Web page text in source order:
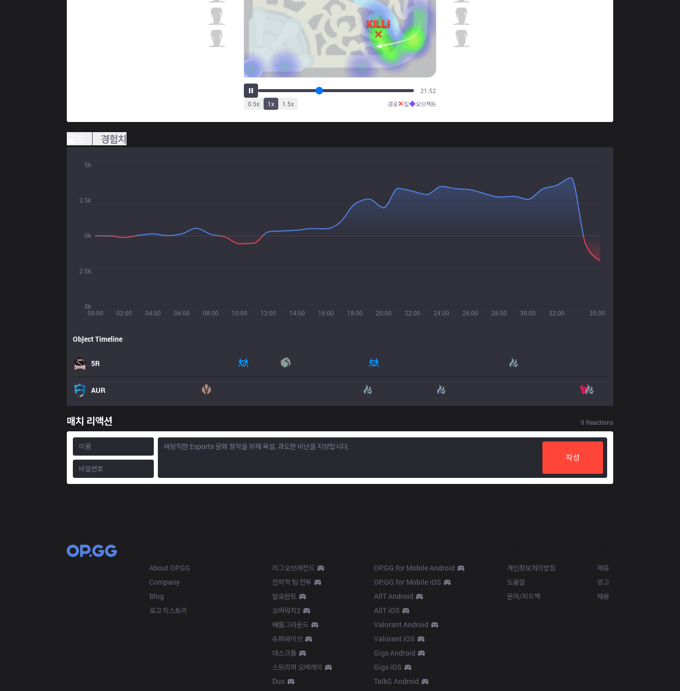
27:18
0.5x 1x 1.5x 경로✕킬◆오브젝트
경험치
00:00 02:00 04:00 06:00 08:00 10:00 12:00 14:00 16:00 18:00 20:00 22:00 24:00 26:00 28:00 30:00 32:00 35:00
5k
2.5k
0k
2.5k
5k
Object Timeline
5R
AUR
매치 리액션 0 Reactions
작성
About OP.GG
Company
Blog
로고 히스토리
리그오브레전드
전략적 팀 전투
발로란트
오버워치2
배틀그라운드
슈퍼바이브
데스크톱
스트리머 오버레이
Duo
OP.GG for Mobile Android
OP.GG for Mobile iOS
AllT Android
AllT iOS
Valorant Android
Valorant iOS
Gigs Android
Gigs iOS
TalkG Android
개인정보처리방침
도움말
문의/피드백
제휴
광고
채용